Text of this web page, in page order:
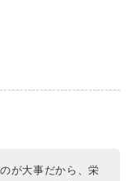
が大事だから、栄